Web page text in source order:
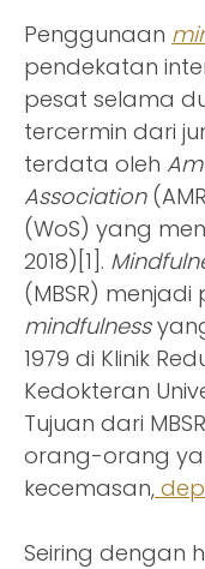
Penggunaan
pendekatan
pesat selama
tercermin dari
terdata oleh
Association
(WoS) yang
2018)[1].
(MBSR)
mindfulness
1979 di Klinik
Kedokteran
Tujuan dari
orang-orang
kecemasan,
Seiring dengan